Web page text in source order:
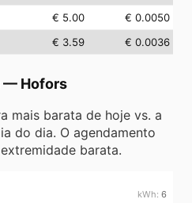
€ 5.00
€ 0.0050
€ 3.59 € 0.0036
— Hofors
mais barata de hoje vs. a
do dia. O agendamento
barata.
6